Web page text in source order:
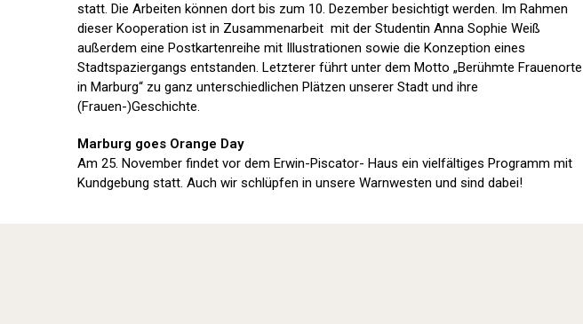
statt. Die Arbeiten können dort bis zum 10. Dezember besichtigt werden. Im Rahmen
dieser Kooperation ist in Zusammenarbeit mit der Studentin Anna Sophie Weiß
außerdem eine Postkartenreihe mit Illustrationen sowie die Konzeption eines
Stadtspaziergangs entstanden. Letzterer führt unter dem Motto „Berühmte Frauenorte
in Marburg“ zu ganz unterschiedlichen Plätzen unserer Stadt und ihre
(Frauen-)Geschichte.
Marburg goes Orange Day
Am 25. November findet vor dem Erwin-Piscator- Haus ein vielfältiges Programm mit
Kundgebung statt. Auch wir schlüpfen in unsere Warnwesten und sind dabei!